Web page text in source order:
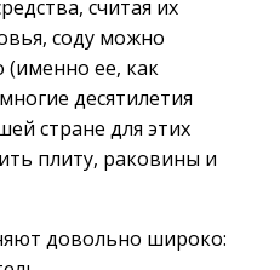
считая их
соду можно
(именно ее, как
десятилетия
стране для этих
плиту, раковины и
довольно широко: